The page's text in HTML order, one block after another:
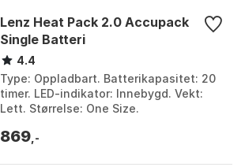
Lenz Heat Pack 2.0 Accupack
Single Batteri
4.4
Type: Oppladbart. Batterikapasitet: 20
timer. LED-indikator: Innebygd. Vekt:
Lett. Størrelse: One Size.
869 ,-